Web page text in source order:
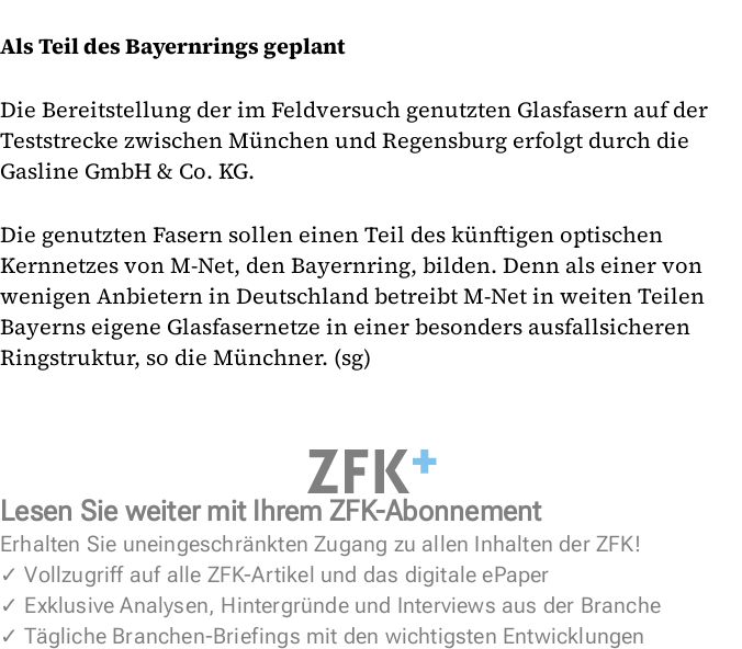
Als Teil des Bayernrings geplant
Die Bereitstellung der im Feldversuch genutzten Glasfasern auf der
Teststrecke zwischen München und Regensburg erfolgt durch die
Gasline GmbH & Co. KG.
Die genutzten Fasern sollen einen Teil des künftigen optischen
Kernnetzes von M-Net, den Bayernring, bilden. Denn als einer von
wenigen Anbietern in Deutschland betreibt M-Net in weiten Teilen
Bayerns eigene Glasfasernetze in einer besonders ausfallsicheren
Ringstruktur, so die Münchner. (sg)
Lesen Sie weiter mit Ihrem ZFK-Abonnement
Erhalten Sie uneingeschränkten Zugang zu allen Inhalten der ZFK!
✓ Vollzugriff auf alle ZFK-Artikel und das digitale ePaper
✓ Exklusive Analysen, Hintergründe und Interviews aus der Branche
✓ Tägliche Branchen-Briefings mit den wichtigsten Entwicklungen